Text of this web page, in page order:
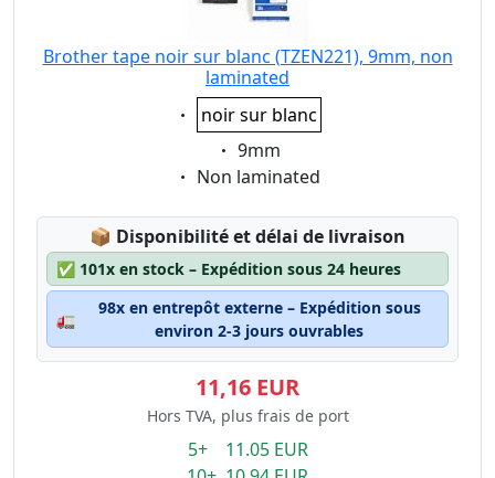
Brother tape noir sur blanc (TZEN221), 9mm, non
laminated
Eigenschaft:
noir sur blanc
Eigenschaft:
9mm
Eigenschaft:
Non laminated
📦 Lagerstatus:
Disponibilité et délai de livraison
✅ 101x en stock – Expédition sous 24 heures
🚛
98x en entrepôt externe – Expédition sous
environ 2-3 jours ouvrables
11,16 EUR
Hors TVA, plus frais de port
5+ 11.05 EUR